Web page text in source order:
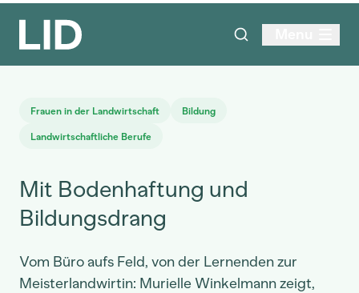
Frauen in der Landwirtschaft Bildung
Landwirtschaftliche Berufe
Mit Bodenhaftung und
Bildungsdrang
Vom Büro aufs Feld, von der Lernenden zur
Meisterlandwirtin: Murielle Winkelmann zeigt,